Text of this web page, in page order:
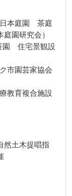
本庭園 茶庭
園研究会）
園 住宅景観設
市園芸家協会
育複合施設
然土木提唱指